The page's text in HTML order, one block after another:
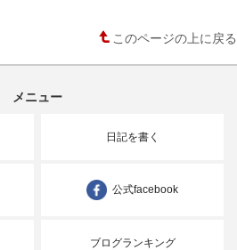
このページの上に戻る
メニュー
日記を書く
公式facebook
ブログランキング